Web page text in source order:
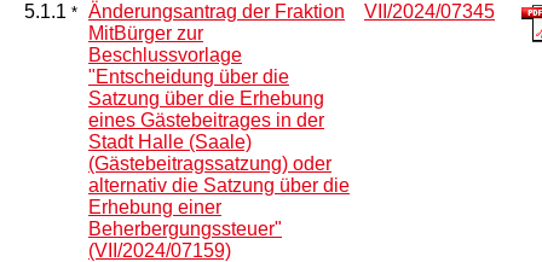
5.1.1 * Änderungsantrag der Fraktion
MitBürger zur
Beschlussvorlage
"Entscheidung über die
Satzung über die Erhebung
eines Gästebeitrages in der
Stadt Halle (Saale)
(Gästebeitragssatzung) oder
alternativ die Satzung über die
Erhebung einer
Beherbergungssteuer"
(VII/2024/07159)
VII/2024/07345